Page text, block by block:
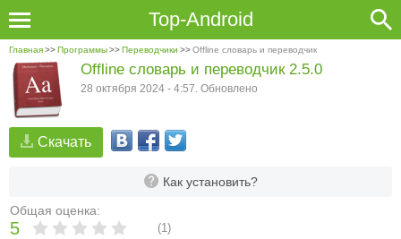
Top-Android
Главная>>Программы>>Переводчики >>Offline словарь и переводчик
Скачать
Как установить?
Общая оценка:
5 (1)
Offline словарь и переводчик 2.5.0
28 октября 2024 - 4:57. Обновлено